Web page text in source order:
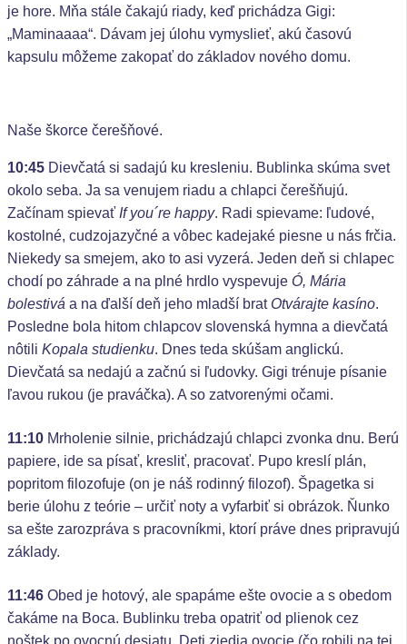
je hore. Mňa stále čakajú riady, keď prichádza Gigi:
„Maminaaaa“. Dávam jej úlohu vymyslieť, akú časovú
kapsulu môžeme zakopať do základov nového domu.
Naše škorce čerešňové.
10:45 Dievčatá si sadajú ku kresleniu. Bublinka skúma svet
okolo seba. Ja sa venujem riadu a chlapci čerešňujú.
Začínam spievať If you´re happy. Radi spievame: ľudové,
kostolné, cudzojazyčné a vôbec kadejaké piesne u nás frčia.
Niekedy sa smejem, ako to asi vyzerá. Jeden deň si chlapec
chodí po záhrade a na plné hrdlo vyspevuje Ó, Mária
bolestivá a na ďalší deň jeho mladší brat Otvárajte kasíno.
Posledne bola hitom chlapcov slovenská hymna a dievčatá
nôtili Kopala studienku. Dnes teda skúšam anglickú.
Dievčatá sa nedajú a začnú si ľudovky. Gigi trénuje písanie
ľavou rukou (je praváčka). A so zatvorenými očami.
11:10 Mrholenie silnie, prichádzajú chlapci zvonka dnu. Berú
papiere, ide sa písať, kresliť, pracovať. Pupo kreslí plán,
popritom filozofuje (on je náš rodinný filozof). Špagetka si
berie úlohu z teórie – určiť noty a vyfarbiť si obrázok. Ňunko
sa ešte zarozpráva s pracovníkmi, ktorí práve dnes pripravujú
základy.
11:46 Obed je hotový, ale spapáme ešte ovocie a s obedom
čakáme na Boca. Bublinku treba opatriť od plienok cez
noštek po ovocnú desiatu. Deti zjedia ovocie (čo robili na tej